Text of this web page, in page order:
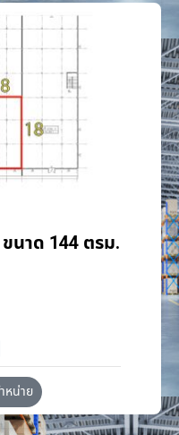
ขนาด 144 ตรม.
หน่าย